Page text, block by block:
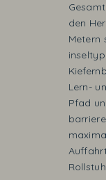
den
Metern
Lern-
Pfad